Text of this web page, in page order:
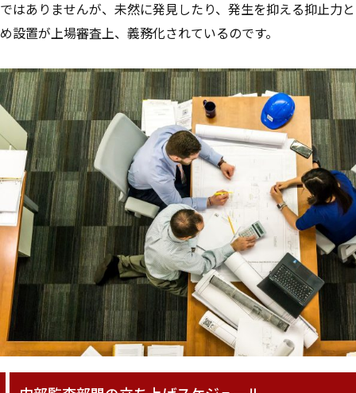
ではありませんが、未然に発見したり、発生を抑える抑止力
め設置が上場審査上、義務化されているのです。